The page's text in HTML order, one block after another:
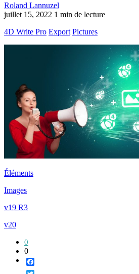
Roland Lannuzel
juillet 15, 2022 1 min de lecture
4D Write Pro Export Pictures
Éléments
Images
v19 R3
v20
0
0